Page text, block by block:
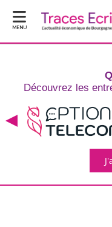
MENU
Découvrez les